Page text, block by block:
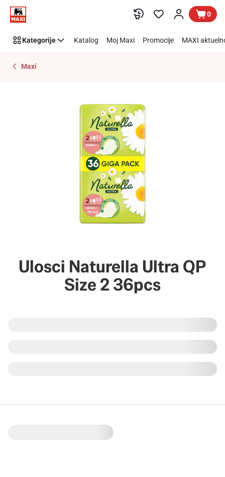
Preskoči link 0
Kategorije Katalog Moj Maxi Promocije MAXI
Maxi
Ulosci Naturella Ultra QP
Size 2 36pcs